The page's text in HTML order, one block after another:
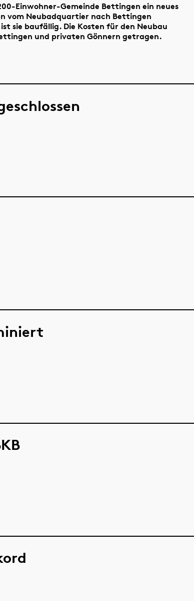
Einwohner-Gemeinde Bettingen ein neues
vom Neubadquartier nach Bettingen
sie baufällig. Die Kosten für den Neubau
und privaten Gönnern getragen.